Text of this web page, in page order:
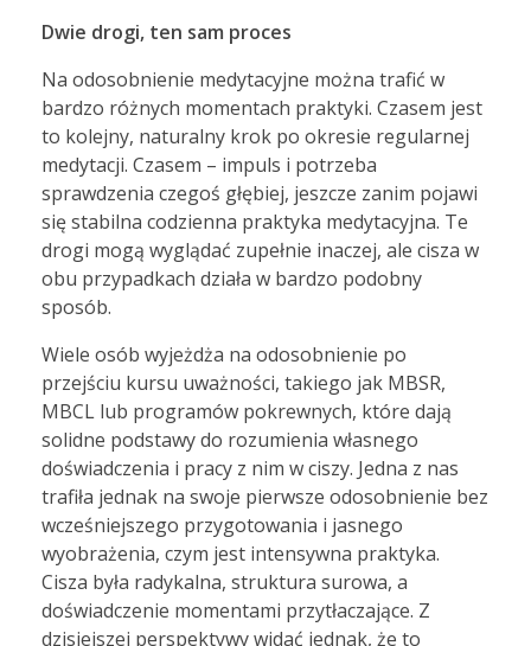
Dwie drogi, ten sam proces
Na odosobnienie medytacyjne można trafić w
bardzo różnych momentach praktyki. Czasem jest
to kolejny, naturalny krok po okresie regularnej
medytacji. Czasem – impuls i potrzeba
sprawdzenia czegoś głębiej, jeszcze zanim pojawi
się stabilna codzienna praktyka medytacyjna. Te
drogi mogą wyglądać zupełnie inaczej, ale cisza w
obu przypadkach działa w bardzo podobny
sposób.
Wiele osób wyjeżdża na odosobnienie po
przejściu kursu uważności, takiego jak MBSR,
MBCL lub programów pokrewnych, które dają
solidne podstawy do rozumienia własnego
doświadczenia i pracy z nim w ciszy. Jedna z nas
trafiła jednak na swoje pierwsze odosobnienie bez
wcześniejszego przygotowania i jasnego
wyobrażenia, czym jest intensywna praktyka.
Cisza była radykalna, struktura surowa, a
doświadczenie momentami przytłaczające. Z
dzisiejszej perspektywy widać jednak, że to